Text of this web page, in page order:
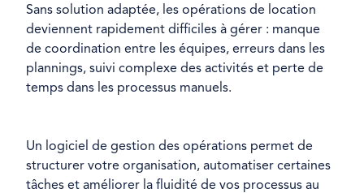
Sans solution adaptée, les opérations de location
deviennent rapidement difficiles à gérer : manque
de coordination entre les équipes, erreurs dans les
plannings, suivi complexe des activités et perte de
temps dans les processus manuels.
Un logiciel de gestion des opérations permet de
structurer votre organisation, automatiser certaines
tâches et améliorer la fluidité de vos processus au